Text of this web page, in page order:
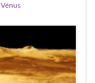
Vénus